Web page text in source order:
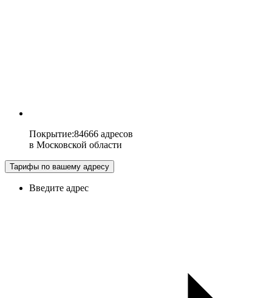
Покрытие:84666 адресов
в Московской области
Тарифы по вашему адресу
Введите адрес